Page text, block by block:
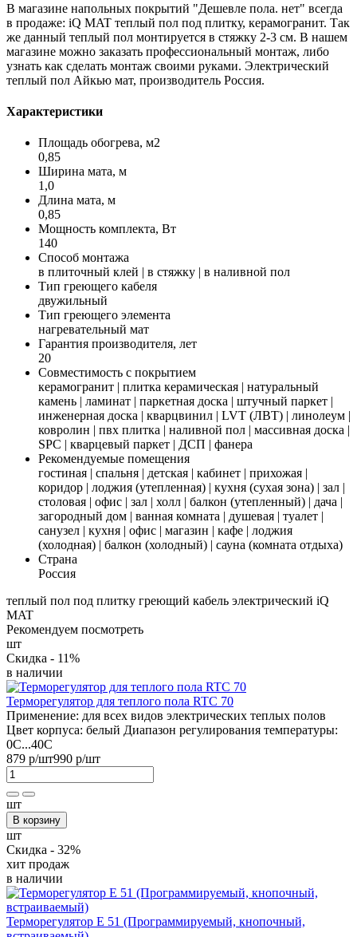
В магазине напольных покрытий "Дешевле пола. нет" всегда
в продаже: iQ MAT теплый пол под плитку, керамогранит. Так
же данный теплый пол монтируется в стяжку 2-3 см. В нашем
магазине можно заказать профессиональный монтаж, либо
узнать как сделать монтаж своими руками. Электрический
теплый пол Айкью мат, производитель Россия.
Характеристики
Площадь обогрева, м2
0,85
Ширина мата, м
1,0
Длина мата, м
0,85
Мощность комплекта, Вт
140
Способ монтажа
в плиточный клей | в стяжку | в наливной пол
Тип греющего кабеля
двужильный
Тип греющего элемента
нагревательный мат
Гарантия производителя, лет
20
Совместимость с покрытием
керамогранит | плитка керамическая | натуральный
камень | ламинат | паркетная доска | штучный паркет |
инженерная доска | кварцвинил | LVT (ЛВТ) | линолеум |
ковролин | пвх плитка | наливной пол | массивная доска |
SPC | кварцевый паркет | ДСП | фанера
Рекомендуемые помещения
гостиная | спальня | детская | кабинет | прихожая |
коридор | лоджия (утепленная) | кухня (сухая зона) | зал |
столовая | офис | зал | холл | балкон (утепленный) | дача |
загородный дом | ванная комната | душевая | туалет |
санузел | кухня | офис | магазин | кафе | лоджия
(холодная) | балкон (холодный) | сауна (комната отдыха)
Страна
Россия
теплый пол под плитку греющий кабель электрический iQ
MAT
Рекомендуем посмотреть
шт
Скидка - 11%
в наличии
Терморегулятор для теплого пола RTC 70
Применение: для всех видов электрических теплых полов
Цвет корпуса: белый Диапазон регулирования температуры:
0С...40С
879 р/шт990 р/шт
шт
В корзину
шт
Скидка - 32%
хит продаж
в наличии
Терморегулятор E 51 (Программируемый, кнопочный,